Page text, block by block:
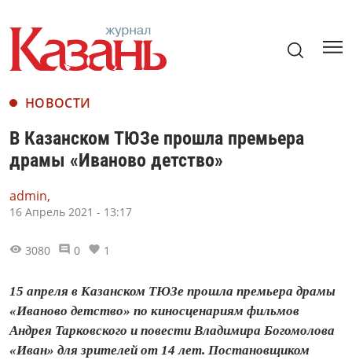
НОВОСТИ
В Казанском ТЮЗе прошла премьера
драмы «Иваново детство»
admin,
16 Апрель 2021 - 13:17
3080 0 1
15 апреля в Казанском ТЮЗе прошла премьера драмы
«Иваново детство» по киносценариям фильмов
Андрея Тарковского и повести Владимира Богомолова
«Иван» для зрителей от 14 лет. Постановщиком